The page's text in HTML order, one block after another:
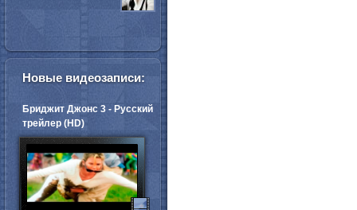
Новые видеозаписи:
Бриджит Джонс 3 - Русский
трейлер (HD)